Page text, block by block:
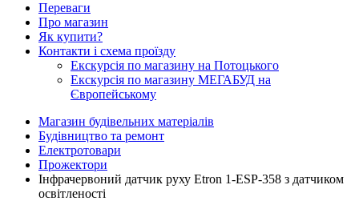
Переваги
Про магазин
Як купити?
Контакти і схема проїзду
Екскурсія по магазину на Потоцького
Екскурсія по магазину МЕГАБУД на
Європейському
Магазин будівельних матеріалів
Будівництво та ремонт
Електротовари
Прожектори
Інфрачервоний датчик руху Etron 1-ESP-358 з датчиком
освітленості